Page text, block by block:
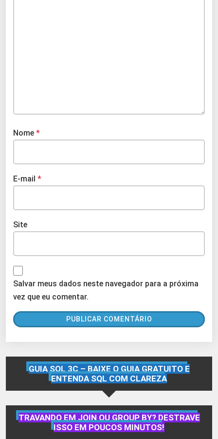
Nome *
E-mail *
Site
Salvar meus dados neste navegador para a próxima
vez que eu comentar.
GUIA SQL 3C – BAIXE O GUIA GRATUITO E
ENTENDA SQL COM CLAREZA
TRAVANDO EM JOIN OU GROUP BY? DESTRAVE
ISSO EM POUCOS MINUTOS!